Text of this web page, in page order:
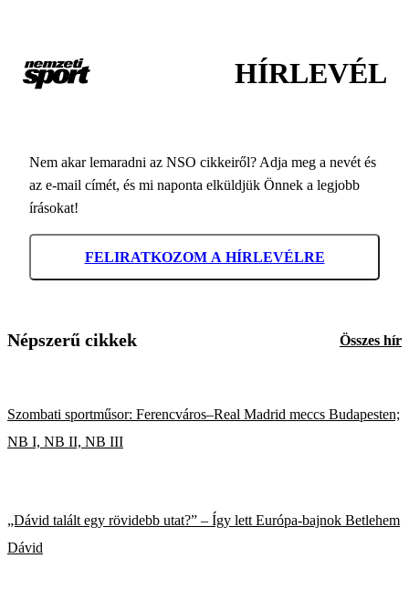
HÍRLEVÉL
Nem akar lemaradni az NSO cikkeiről? Adja meg a nevét és
az e-mail címét, és mi naponta elküldjük Önnek a legjobb
írásokat!
FELIRATKOZOM A HÍRLEVÉLRE
Népszerű cikkek Összes hír
Szombati sportműsor: Ferencváros–Real Madrid meccs Budapesten;
NB I, NB II, NB III
„Dávid talált egy rövidebb utat?” – Így lett Európa-bajnok Betlehem
Dávid